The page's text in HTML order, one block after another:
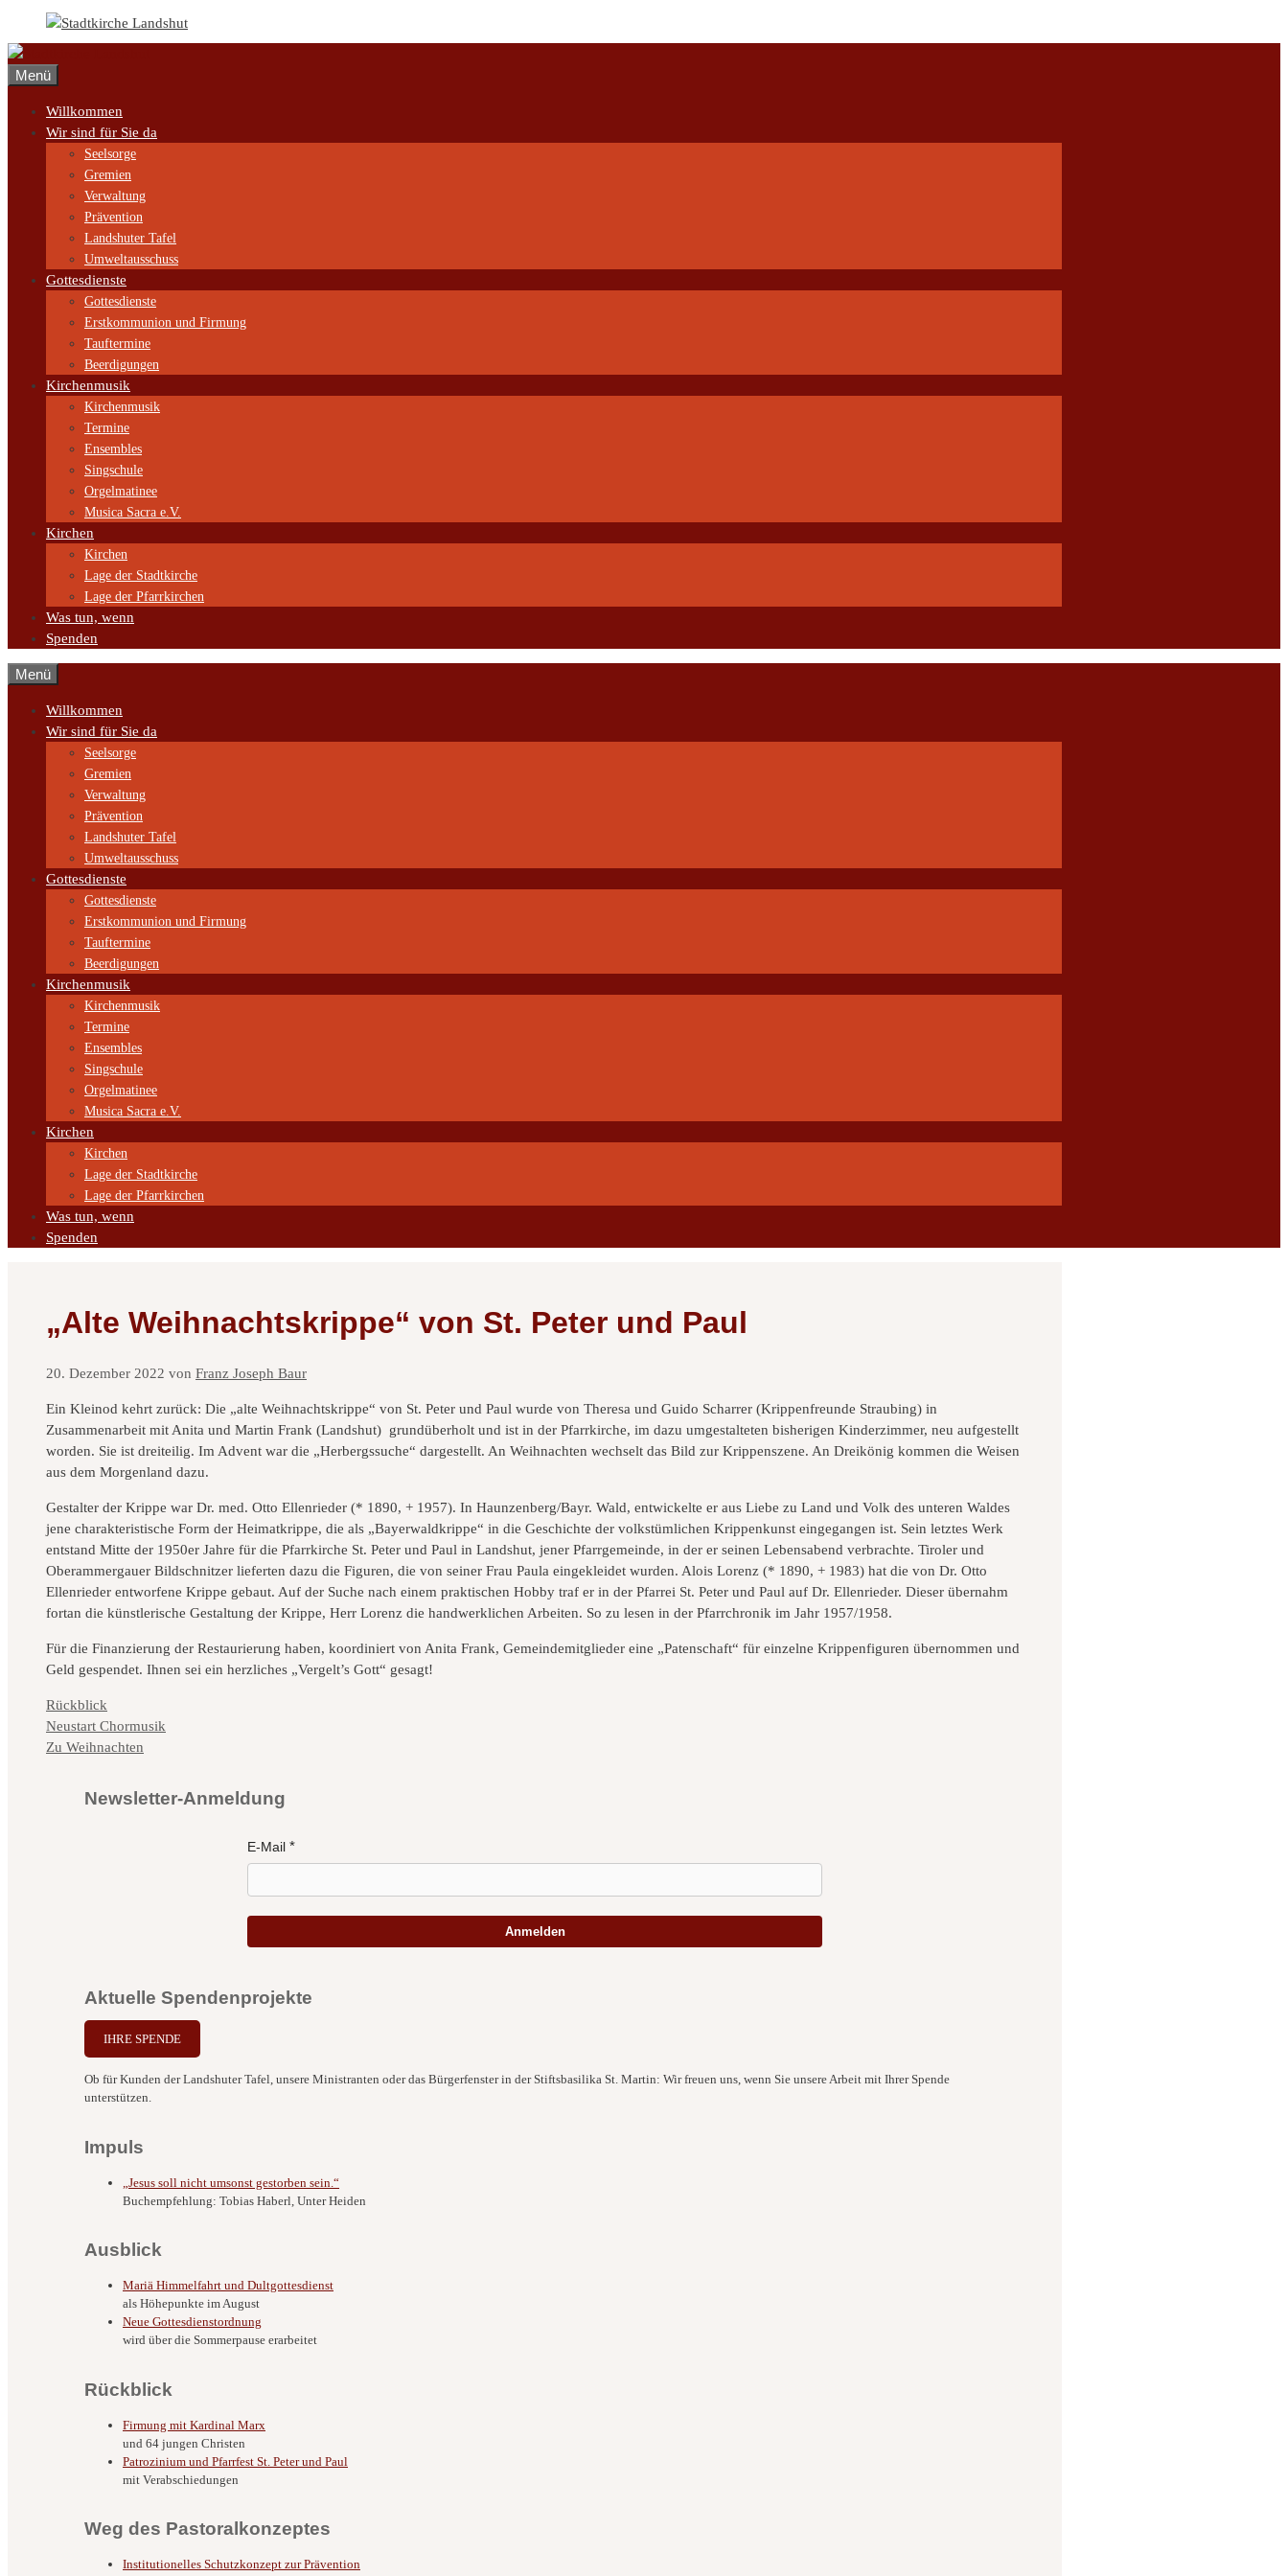
springen
Menü
Willkommen
Wir sind für Sie da
Seelsorge
Gremien
Verwaltung
Prävention
Landshuter Tafel
Umweltausschuss
Gottesdienste
Gottesdienste
Erstkommunion und Firmung
Tauftermine
Beerdigungen
Kirchenmusik
Kirchenmusik
Termine
Ensembles
Singschule
Orgelmatinee
Musica Sacra e.V.
Kirchen
Kirchen
Lage der Stadtkirche
Lage der Pfarrkirchen
Was tun, wenn
Spenden
Menü
Willkommen
Wir sind für Sie da
Seelsorge
Gremien
Verwaltung
Prävention
Landshuter Tafel
Umweltausschuss
Gottesdienste
Gottesdienste
Erstkommunion und Firmung
Tauftermine
Beerdigungen
Kirchenmusik
Kirchenmusik
Termine
Ensembles
Singschule
Orgelmatinee
Musica Sacra e.V.
Kirchen
Kirchen
Lage der Stadtkirche
Lage der Pfarrkirchen
Was tun, wenn
Spenden
„Alte Weihnachtskrippe“ von St. Peter und Paul
20. Dezember 2022 von Franz Joseph Baur
Ein Kleinod kehrt zurück: Die „alte Weihnachtskrippe“ von St. Peter und Paul wurde von Theresa und Guido Scharrer (Krippenfreunde Straubing) in
Zusammenarbeit mit Anita und Martin Frank (Landshut) grundüberholt und ist in der Pfarrkirche, im dazu umgestalteten bisherigen Kinderzimmer, neu aufgestellt
worden. Sie ist dreiteilig. Im Advent war die „Herbergssuche“ dargestellt. An Weihnachten wechselt das Bild zur Krippenszene. An Dreikönig kommen die Weisen
aus dem Morgenland dazu.
Gestalter der Krippe war Dr. med. Otto Ellenrieder (* 1890, + 1957). In Haunzenberg/Bayr. Wald, entwickelte er aus Liebe zu Land und Volk des unteren Waldes
jene charakteristische Form der Heimatkrippe, die als „Bayerwaldkrippe“ in die Geschichte der volkstümlichen Krippenkunst eingegangen ist. Sein letztes Werk
entstand Mitte der 1950er Jahre für die Pfarrkirche St. Peter und Paul in Landshut, jener Pfarrgemeinde, in der er seinen Lebensabend verbrachte. Tiroler und
Oberammergauer Bildschnitzer lieferten dazu die Figuren, die von seiner Frau Paula eingekleidet wurden. Alois Lorenz (* 1890, + 1983) hat die von Dr. Otto
Ellenrieder entworfene Krippe gebaut. Auf der Suche nach einem praktischen Hobby traf er in der Pfarrei St. Peter und Paul auf Dr. Ellenrieder. Dieser übernahm
fortan die künstlerische Gestaltung der Krippe, Herr Lorenz die handwerklichen Arbeiten. So zu lesen in der Pfarrchronik im Jahr 1957/1958.
Für die Finanzierung der Restaurierung haben, koordiniert von Anita Frank, Gemeindemitglieder eine „Patenschaft“ für einzelne Krippenfiguren übernommen und
Geld gespendet. Ihnen sei ein herzliches „Vergelt’s Gott“ gesagt!
Kategorien
Rückblick
Neustart Chormusik
Zu Weihnachten
Newsletter-Anmeldung
E-Mail
Anmelden
Aktuelle Spendenprojekte
IHRE SPENDE
Ob für Kunden der Landshuter Tafel, unsere Ministranten oder das Bürgerfenster in der Stiftsbasilika St. Martin: Wir freuen uns, wenn Sie unsere Arbeit mit Ihrer Spende
unterstützen.
Impuls
„Jesus soll nicht umsonst gestorben sein.“
Buchempfehlung: Tobias Haberl, Unter Heiden
Ausblick
Mariä Himmelfahrt und Dultgottesdienst
als Höhepunkte im August
Neue Gottesdienstordnung
wird über die Sommerpause erarbeitet
Rückblick
Firmung mit Kardinal Marx
und 64 jungen Christen
Patrozinium und Pfarrfest St. Peter und Paul
mit Verabschiedungen
Weg des Pastoralkonzeptes
Institutionelles Schutzkonzept zur Prävention